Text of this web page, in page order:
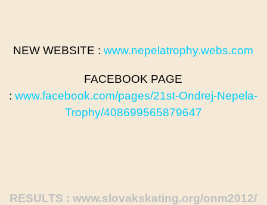
NEW WEBSITE : www.nepelatrophy.webs.com
FACEBOOK PAGE
: www.facebook.com/pages/21st-Ondrej-Nepela-
Trophy/408699565879647
RESULTS : www.slovakskating.org/onm2012/